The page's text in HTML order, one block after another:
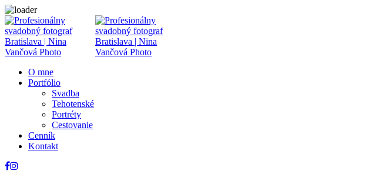
O mne
Portfólio
Svadba
Tehotenské
Portréty
Cestovanie
Cenník
Kontakt